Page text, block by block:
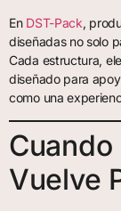
En DST-Pack,
diseñadas no solo
Cada estructura,
diseñado para
como una
Cuando
Vuelve